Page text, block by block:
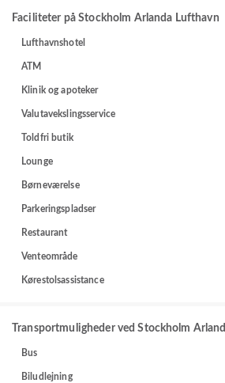
Faciliteter på Stockholm Arlanda Lufthavn
Lufthavnshotel
ATM
Klinik og apoteker
Valutavekslingsservice
Toldfri butik
Lounge
Børneværelse
Parkeringspladser
Restaurant
Venteområde
Kørestolsassistance
Transportmuligheder ved Stockholm
Bus
Biludlejning